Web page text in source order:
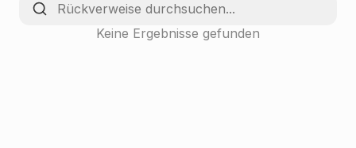
Keine Ergebnisse gefunden